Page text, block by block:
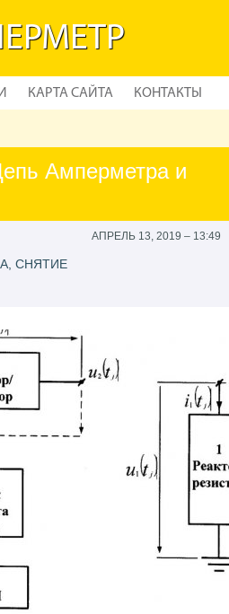
КАРТА САЙТА КОНТАКТЫ
Амперметра и
СНЯТИЕ
АПРЕЛЬ 13, 2019 – 13:49